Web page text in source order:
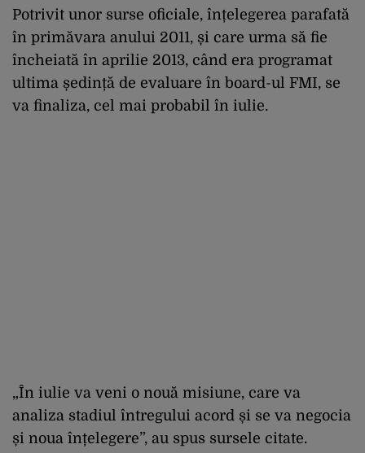
Potrivit unor surse oficiale, înțelegerea parafată
în primăvara anului 2011, și care urma să fie
încheiată în aprilie 2013, când era programat
ultima ședință de evaluare în board-ul FMI, se
va finaliza, cel mai probabil în iulie.
„În iulie va veni o nouă misiune, care va
analiza stadiul întregului acord și se va negocia
și noua înțelegere”, au spus sursele citate.